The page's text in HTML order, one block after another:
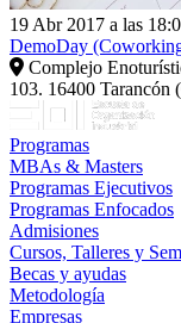
19 Abr 2017 a las
DemoDay
Complejo
103. 16400 Tarancón
Programas
MBAs & Masters
Programas Ejecutivos
Programas Enfocados
Admisiones
Cursos, Talleres y
Becas y ayudas
Metodología
Empresas